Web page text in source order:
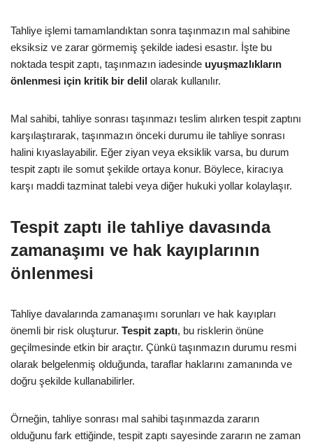
Tahliye işlemi tamamlandıktan sonra taşınmazın mal sahibine
eksiksiz ve zarar görmemiş şekilde iadesi esastır. İşte bu
noktada tespit zaptı, taşınmazın iadesinde uyuşmazlıkların
önlenmesi için kritik bir delil olarak kullanılır.
Mal sahibi, tahliye sonrası taşınmazı teslim alırken tespit zaptını
karşılaştırarak, taşınmazın önceki durumu ile tahliye sonrası
halini kıyaslayabilir. Eğer ziyan veya eksiklik varsa, bu durum
tespit zaptı ile somut şekilde ortaya konur. Böylece, kiracıya
karşı maddi tazminat talebi veya diğer hukuki yollar kolaylaşır.
Tespit zaptı ile tahliye davasında
zamanaşımı ve hak kayıplarının
önlenmesi
Tahliye davalarında zamanaşımı sorunları ve hak kayıpları
önemli bir risk oluşturur. Tespit zaptı, bu risklerin önüne
geçilmesinde etkin bir araçtır. Çünkü taşınmazın durumu resmi
olarak belgelenmiş olduğunda, taraflar haklarını zamanında ve
doğru şekilde kullanabilirler.
Örneğin, tahliye sonrası mal sahibi taşınmazda zararın
olduğunu fark ettiğinde, tespit zaptı sayesinde zararın ne zaman